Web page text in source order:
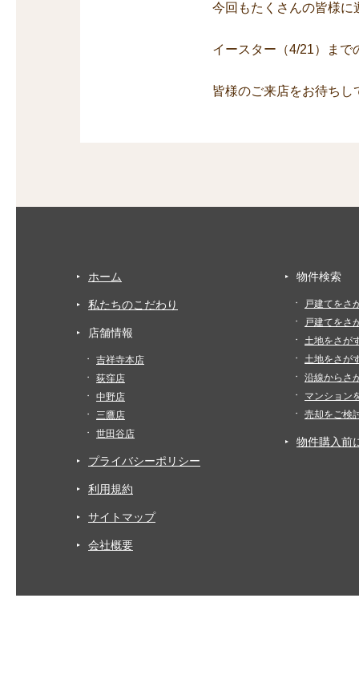
今回もたくさんの皆様に
イースター（4/21）まで
皆様のご来店をお待ちし
ホーム
私たちのこだわり
店舗情報
吉祥寺本店
荻窪店
中野店
三鷹店
世田谷店
プライバシーポリシー
利用規約
サイトマップ
会社概要
物件検索
戸建てをさ
戸建てをさ
土地をさが
土地をさが
沿線からさ
マンション
売却をご検
物件購入前